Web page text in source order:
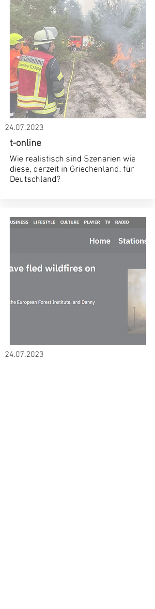
24.07.2023
t-online
Wie realistisch sind Szenarien wie
diese, derzeit in Griechenland, für
Deutschland?
24.07.2023